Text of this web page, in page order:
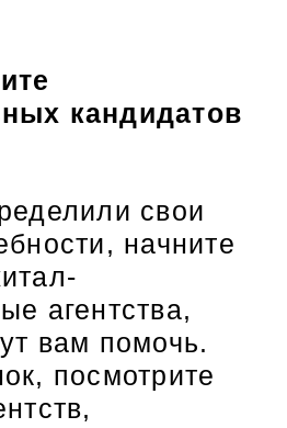
кандидатов
свои
начните
агентства,
вам помочь.
посмотрите